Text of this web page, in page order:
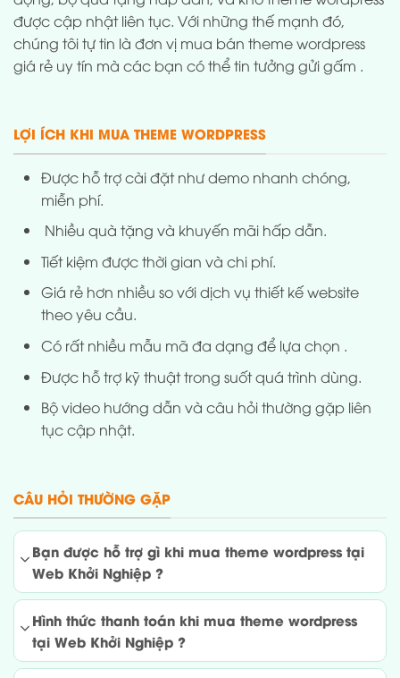
được cập nhật liên tục. Với những thế mạnh đó,
chúng tôi tự tin là đơn vị mua bán theme wordpress
giá rẻ uy tín mà các bạn có thể tin tưởng gửi gấm .
LỢI ÍCH KHI MUA THEME WORDPRESS
Được hỗ trợ cài đặt như demo nhanh chóng,
miễn phí.
Nhiều quà tặng và khuyến mãi hấp dẫn.
Tiết kiệm được thời gian và chi phí.
Giá rẻ hơn nhiều so với dịch vụ thiết kế website
theo yêu cầu.
Có rất nhiều mẫu mã đa dạng để lựa chọn .
Được hỗ trợ kỹ thuật trong suốt quá trình dùng.
Bộ video hướng dẫn và câu hỏi thường gặp liên
tục cập nhật.
CÂU HỎI THƯỜNG GẶP
Bạn được hỗ trợ gì khi mua theme wordpress tại
Web Khởi Nghiệp ?
Hình thức thanh toán khi mua theme wordpress
tại Web Khởi Nghiệp ?